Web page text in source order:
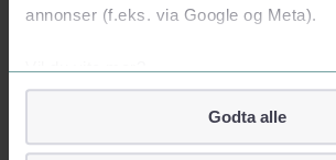
annonser (f.eks. via Google og Meta).
Vil du vite mer?
Om informasjonskapsler
Googles retningslinjer for personvern
Godta alle